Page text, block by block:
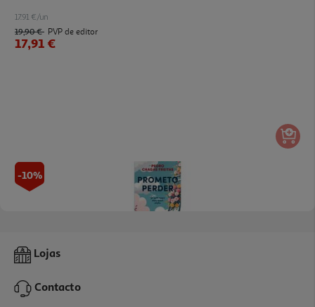
17.91 €/un
19,90 € PVP de editor
17,91 €
-10%
Livro Prometo Perder De Pedro Chagas Freitas
18,90 € PVP de editor
17,01 €
Lojas
Contacto